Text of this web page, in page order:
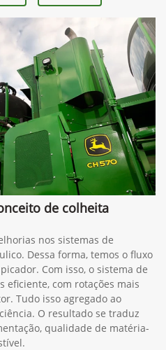
de colheita
nos sistemas de
Dessa forma, temos o fluxo
Com isso, o sistema de
eficiente, com rotações mais
Tudo isso agregado ao
O resultado se traduz
qualidade de matéria-